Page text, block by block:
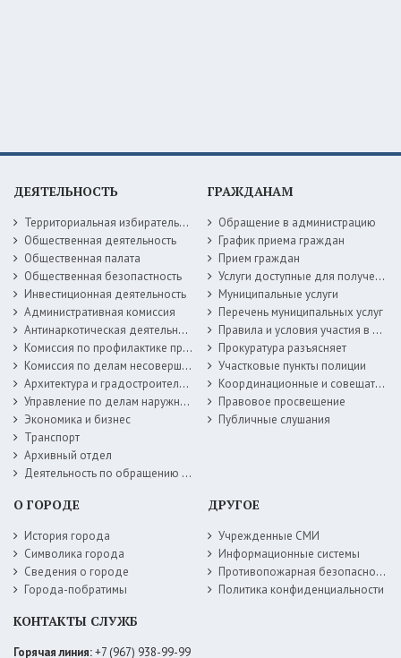
ДЕЯТЕЛЬНОСТЬ
Территориальная избирательная комиссия
Общественная деятельность
Общественная палата
Общественная безопастность
Инвестиционная деятельность
Административная комиссия
Антинаркотическая деятельность
Комиссия по профилактике правонарушений
Комиссия по делам несовершеннолетних
Архитектура и градостроительство
Управление по делам наружной рекламы
Экономика и бизнес
Транспорт
Архивный отдел
Деятельность по обращению с животными без владельцев
ГРАЖДАНАМ
Обращение в администрацию
График приема граждан
Прием граждан
Услуги доступные для получения в электронной форме
Муниципальные услуги
Перечень муниципальных услуг
Правила и условия участия в жилищных программах
Прокуратура разъясняет
Участковые пункты полиции
Координационные и совещательные органы
Правовое просвещение
Публичные слушания
О ГОРОДЕ
История города
Символика города
Сведения о городе
Города-побратимы
ДРУГОЕ
Учрежденные СМИ
Информационные системы
Противопожарная безопасность
Политика конфиденциальности
КОНТАКТЫ СЛУЖБ
Горячая линия:+7 (967) 938-99-99